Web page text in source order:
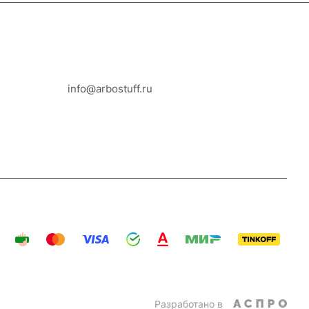
info@arbostuff.ru
Разработано в